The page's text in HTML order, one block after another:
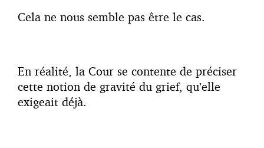
Cela ne nous semble pas être le cas.
En réalité, la Cour se contente de préciser
cette notion de gravité du grief, qu’elle
exigeait déjà.